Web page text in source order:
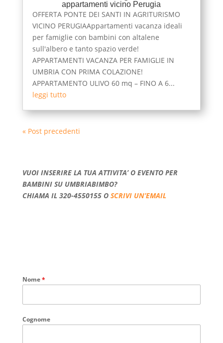
appartamenti vicino Perugia
OFFERTA PONTE DEI SANTI IN AGRITURISMO
VICINO PERUGIAAppartamenti vacanza ideali
per famiglie con bambini con altalene
sull'albero e tanto spazio verde!
APPARTAMENTI VACANZA PER FAMIGLIE IN
UMBRIA CON PRIMA COLAZIONE!
APPARTAMENTO ULIVO 60 mq – FINO A 6...
leggi tutto
« Post precedenti
VUOI INSERIRE LA TUA ATTIVITA’ O EVENTO PER
BAMBINI SU UMBRIABIMBO?
CHIAMA IL 320-4550155 O SCRIVI UN’EMAIL
Nome*
Cognome